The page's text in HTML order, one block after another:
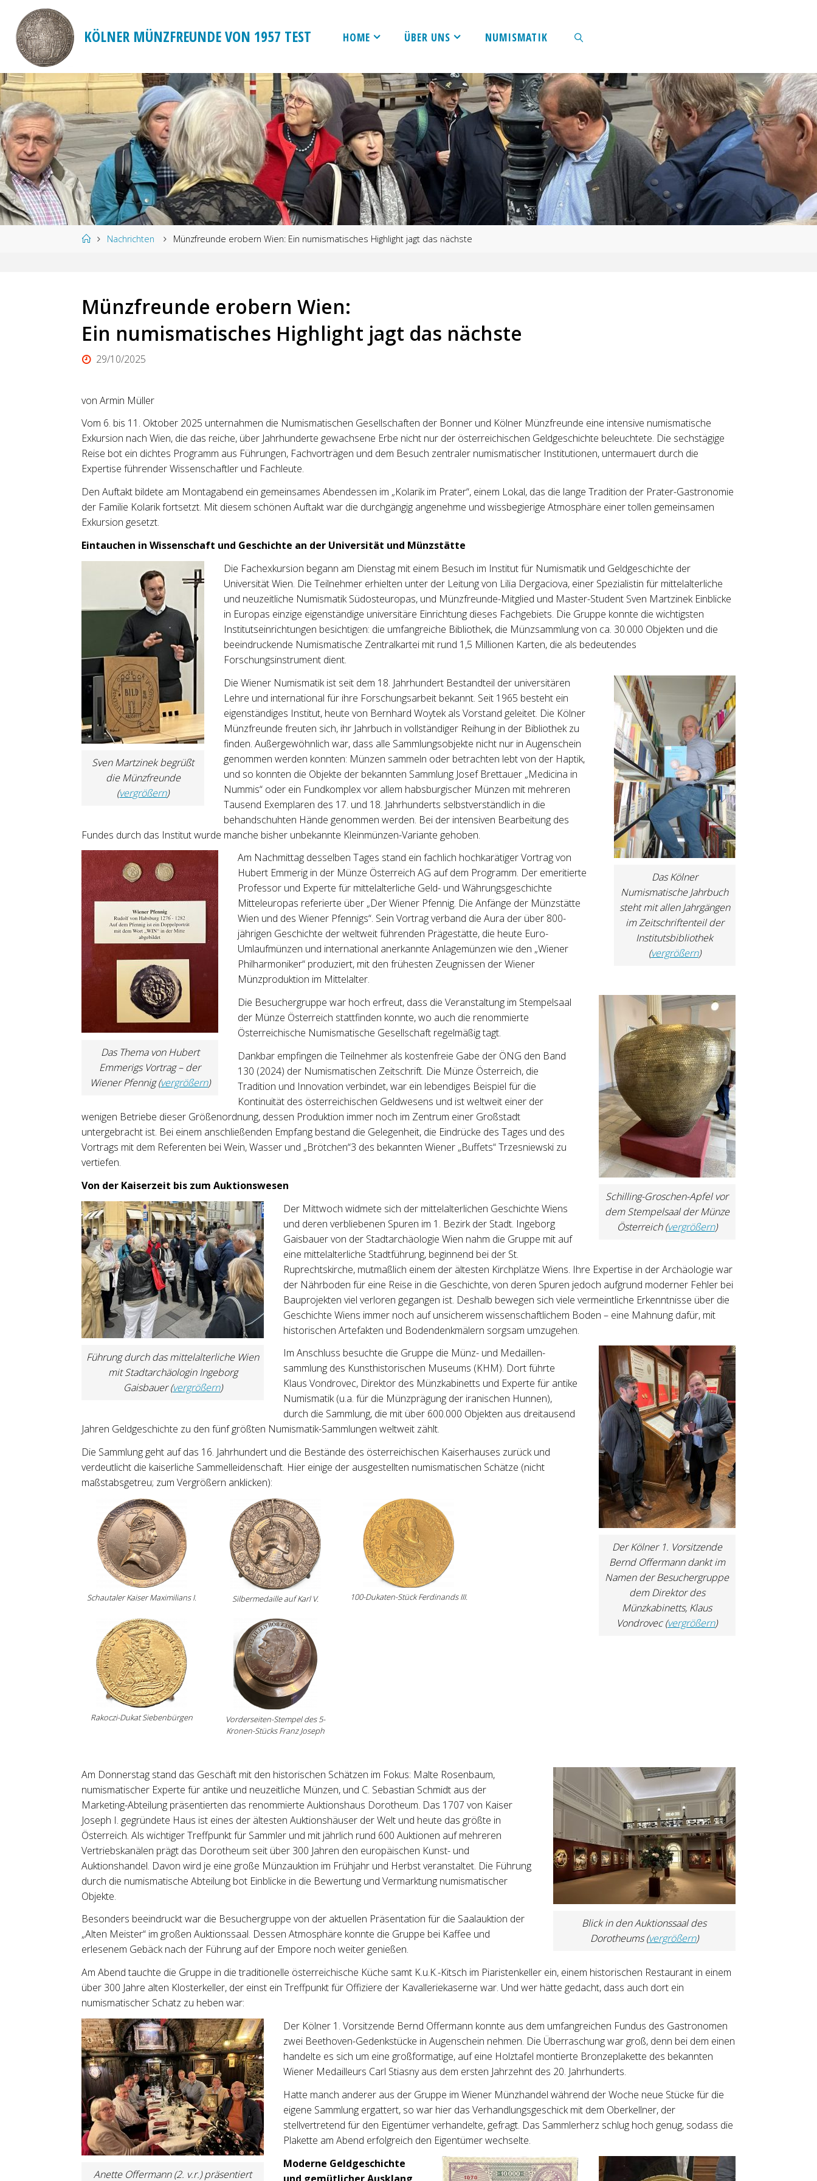
Inhalt
springen
KÖLNER MÜNZFREUNDE VON 1957 TEST HOME ÜBER UNS NUMISMATIK
SUCHEN
StartNachrichten Münzfreunde erobern Wien: Ein numismatisches Highlight jagt das nächste
Münzfreunde erobern Wien:
Ein numismatisches Highlight jagt das nächste
29/10/2025
von Armin Müller
Vom 6. bis 11. Oktober 2025 unternahmen die Numismatischen Gesellschaften der Bonner und Kölner Münzfreunde eine intensive numismatische
Exkursion nach Wien, die das reiche, über Jahrhunderte gewachsene Erbe nicht nur der österreichischen Geldgeschichte beleuchtete. Die sechstägige
Reise bot ein dichtes Programm aus Führungen, Fachvorträgen und dem Besuch zentraler numismatischer Institutionen, untermauert durch die
Expertise führender Wissenschaftler und Fachleute.
Den Auftakt bildete am Montagabend ein gemeinsames Abendessen im „Kolarik im Prater“, einem Lokal, das die lange Tradition der Prater-Gastronomie
der Familie Kolarik fortsetzt. Mit diesem schönen Auftakt war die durchgängig angenehme und wissbegierige Atmosphäre einer tollen gemeinsamen
Exkursion gesetzt.
Eintauchen in Wissenschaft und Geschichte an der Universität und Münzstätte
Sven Martzinek begrüßt
die Münzfreunde
(vergrößern)
Die Fachexkursion begann am Dienstag mit einem Besuch im Institut für Numismatik und Geldgeschichte der
Universität Wien. Die Teilnehmer erhielten unter der Leitung von Lilia Dergaciova, einer Spezialistin für mittelalterliche
und neuzeitliche Numismatik Südosteuropas, und Münzfreunde-Mitglied und Master-Student Sven Martzinek Einblicke
in Europas einzige eigenständige universitäre Einrichtung dieses Fachgebiets. Die Gruppe konnte die wichtigsten
Institutseinrichtungen besichtigen: die umfangreiche Bibliothek, die Münzsammlung von ca. 30.000 Objekten und die
beeindruckende Numismatische Zentralkartei mit rund 1,5 Millionen Karten, die als bedeutendes
Forschungsinstrument dient.
Das Kölner
Numismatische Jahrbuch
steht mit allen Jahrgängen
im Zeitschriftenteil der
Institutsbibliothek
(vergrößern)
Die Wiener Numismatik ist seit dem 18. Jahrhundert Bestandteil der universitären
Lehre und international für ihre Forschungsarbeit bekannt. Seit 1965 besteht ein
eigenständiges Institut, heute von Bernhard Woytek als Vorstand geleitet. Die Kölner
Münzfreunde freuten sich, ihr Jahrbuch in vollständiger Reihung in der Bibliothek zu
finden. Außergewöhnlich war, dass alle Sammlungsobjekte nicht nur in Augenschein
genommen werden konnten: Münzen sammeln oder betrachten lebt von der Haptik,
und so konnten die Objekte der bekannten Sammlung Josef Brettauer „Medicina in
Nummis“ oder ein Fundkomplex vor allem habsburgischer Münzen mit mehreren
Tausend Exemplaren des 17. und 18. Jahrhunderts selbstverständlich in die
behandschuhten Hände genommen werden. Bei der intensiven Bearbeitung des
Fundes durch das Institut wurde manche bisher unbekannte Kleinmünzen-Variante gehoben.
Das Thema von Hubert
Emmerigs Vortrag – der
Wiener Pfennig (vergrößern)
Am Nachmittag desselben Tages stand ein fachlich hochkarätiger Vortrag von
Hubert Emmerig in der Münze Österreich AG auf dem Programm. Der emeritierte
Professor und Experte für mittelalterliche Geld- und Währungsgeschichte
Mitteleuropas referierte über „Der Wiener Pfennig. Die Anfänge der Münzstätte
Wien und des Wiener Pfennigs“. Sein Vortrag verband die Aura der über 800-
jährigen Geschichte der weltweit führenden Prägestätte, die heute Euro-
Umlaufmünzen und international anerkannte Anlagemünzen wie den „Wiener
Philharmoniker“ produziert, mit den frühesten Zeugnissen der Wiener
Münzproduktion im Mittelalter.
Schilling-Groschen-Apfel vor
dem Stempelsaal der Münze
Österreich (vergrößern)
Die Besuchergruppe war hoch erfreut, dass die Veranstaltung im Stempelsaal
der Münze Österreich stattfinden konnte, wo auch die renommierte
Österreichische Numismatische Gesellschaft regelmäßig tagt.
Dankbar empfingen die Teilnehmer als kostenfreie Gabe der ÖNG den Band
130 (2024) der Numismatischen Zeitschrift. Die Münze Österreich, die
Tradition und Innovation verbindet, war ein lebendiges Beispiel für die
Kontinuität des österreichischen Geldwesens und ist weltweit einer der
wenigen Betriebe dieser Größenordnung, dessen Produktion immer noch im Zentrum einer Großstadt
untergebracht ist. Bei einem anschließenden Empfang bestand die Gelegenheit, die Eindrücke des Tages und des
Vortrags mit dem Referenten bei Wein, Wasser und „Brötchen“3 des bekannten Wiener „Buffets“ Trzesniewski zu
vertiefen.
Von der Kaiserzeit bis zum Auktionswesen
Führung durch das mittelalterliche Wien
mit Stadtarchäologin Ingeborg
Gaisbauer (vergrößern)
Der Mittwoch widmete sich der mittel­­alter­lichen Geschichte Wiens
und deren verbliebenen Spuren im 1. Bezirk der Stadt. Ingeborg
Gaisbauer von der Stadt­archäologie Wien nahm die Gruppe mit auf
eine mittel­alter­liche Stadt­führung, beginnend bei der St.
Ruprechtskirche, mutmaßlich einem der ältesten Kirchplätze Wiens. Ihre Expertise in der Archäologie war
der Nährboden für eine Reise in die Geschichte, von deren Spuren jedoch aufgrund moderner Fehler bei
Bauprojekten viel verloren gegangen ist. Deshalb bewegen sich viele vermeintliche Erkenntnisse über die
Geschichte Wiens immer noch auf unsicherem wissenschaftlichem Boden – eine Mahnung dafür, mit
historischen Artefakten und Bodendenkmälern sorgsam umzugehen.
Der Kölner 1. Vorsitzende
Bernd Offermann dankt im
Namen der Besuchergruppe
dem Direktor des
Münzkabinetts, Klaus
Vondrovec (vergrößern)
Im Anschluss besuchte die Gruppe die Münz- und Medaillen­
sammlung des Kunsthistorischen Museums (KHM). Dort führte
Klaus Vondrovec, Direktor des Münzkabinetts und Experte für antike
Numismatik (u.a. für die Münzprägung der iranischen Hunnen),
durch die Sammlung, die mit über 600.000 Objekten aus dreitausend
Jahren Geldgeschichte zu den fünf größten Numismatik-Sammlungen weltweit zählt.
Die Sammlung geht auf das 16. Jahrhundert und die Bestände des österreichischen Kaiserhauses zurück und
verdeutlicht die kaiserliche Sammelleidenschaft. Hier einige der ausgestellten numismatischen Schätze (nicht
maßstabsgetreu; zum Vergrößern anklicken):
Schautaler Kaiser Maximilians I. Silbermedaille auf Karl V. 100-Dukaten-Stück Ferdinands III.
Rakoczi-Dukat Siebenbürgen
Vorderseiten-Stempel des 5-
Kronen-Stücks Franz Joseph
Blick in den Auktionssaal des
Dorotheums (vergrößern)
Am Donnerstag stand das Geschäft mit den historischen Schätzen im Fokus: Malte Rosenbaum,
numismatischer Experte für antike und neuzeitliche Münzen, und C. Sebastian Schmidt aus der
Marketing-Abteilung präsentierten das renommierte Auktionshaus Dorotheum. Das 1707 von Kaiser
Joseph I. gegründete Haus ist eines der ältesten Auktionshäuser der Welt und heute das größte in
Österreich. Als wichtiger Treffpunkt für Sammler und mit jährlich rund 600 Auktionen auf mehreren
Vertriebskanälen prägt das Dorotheum seit über 300 Jahren den europäischen Kunst- und
Auktionshandel. Davon wird je eine große Münzauktion im Frühjahr und Herbst veranstaltet. Die Führung
durch die numismatische Abteilung bot Einblicke in die Bewertung und Vermarktung numismatischer
Objekte.
Besonders beeindruckt war die Besuchergruppe von der aktuellen Präsentation für die Saalauktion der
„Alten Meister“ im großen Auktionssaal. Dessen Atmosphäre konnte die Gruppe bei Kaffee und
erlesenem Gebäck nach der Führung auf der Empore noch weiter genießen.
Am Abend tauchte die Gruppe in die traditionelle österreichische Küche samt K.u.K.-Kitsch im Piaristenkeller ein, einem historischen Restaurant in einem
über 300 Jahre alten Klosterkeller, der einst ein Treffpunkt für Offiziere der Kavalleriekaserne war. Und wer hätte gedacht, dass auch dort ein
numismatischer Schatz zu heben war:
Anette Offermann (2. v.r.) präsentiert
Der Kölner 1. Vorsitzende Bernd Offermann konnte aus dem umfangreichen Fundus des Gastronomen
zwei Beethoven-Gedenkstücke in Augenschein nehmen. Die Überraschung war groß, denn bei dem einen
handelte es sich um eine großformatige, auf eine Holztafel montierte Bronzeplakette des bekannten
Wiener Medailleurs Carl Stiasny aus dem ersten Jahrzehnt des 20. Jahrhunderts.
Hatte manch anderer aus der Gruppe im Wiener Münzhandel während der Woche neue Stücke für die
eigene Sammlung ergattert, so war hier das Verhandlungsgeschick mit dem Oberkellner, der
stellvertretend für den Eigentümer verhandelte, gefragt. Das Sammlerherz schlug hoch genug, sodass die
Plakette am Abend erfolgreich den Eigentümer wechselte.
Moderne Geldgeschichte
und gemütlicher Ausklang